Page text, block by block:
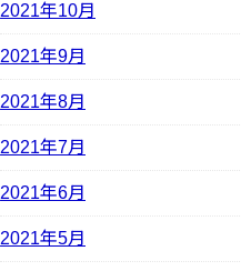
2021年10月
2021年9月
2021年8月
2021年7月
2021年6月
2021年5月